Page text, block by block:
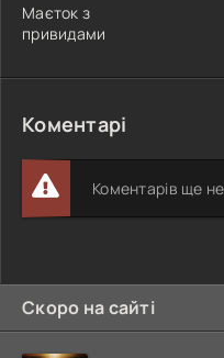
Маєток з
привидами
Коментарі
Коментарів ще
Скоро на сайті